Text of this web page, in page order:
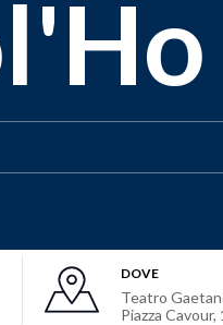
DOVE
Teatro
Piazza Cavour,